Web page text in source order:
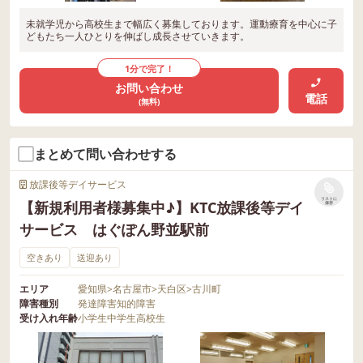
未就学児から高校生まで幅広く募集しております。運動療育を中心に子
どもたち一人ひとりを伸ばし成長させていきます。
1分で完了！
お問い合わせ
(無料) 電話
まとめて問い合わせする
放課後等デイサービス
【新規利用者様募集中♪】KTC放課後等デイ
サービス はぐぽん野並駅前
リストに
保存
空きあり 送迎あり
エリア 愛知県>名古屋市>天白区>古川町
障害種別
発達障害知的障害
受け入れ年齢小学生中学生高校生